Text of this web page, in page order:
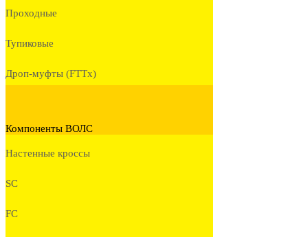
Проходные
Тупиковые
Дроп-муфты (FTTx)
Компоненты ВОЛС
Настенные кроссы
SC
FC